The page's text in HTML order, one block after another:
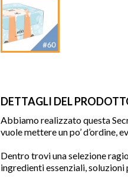
DETTAGLI DEL
Abbiamo realizzato questa
vuole mettere un po’ d’ordine,
Dentro trovi una selezione
ingredienti essenziali, soluzioni